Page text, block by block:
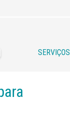
SERVIÇOS